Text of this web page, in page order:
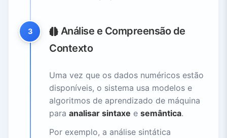
3
Análise e Compreensão de
Contexto
Uma vez que os dados numéricos estão
disponíveis, o sistema usa modelos e
algoritmos de aprendizado de máquina
para analisar sintaxe e semântica.
Por exemplo, a análise sintática